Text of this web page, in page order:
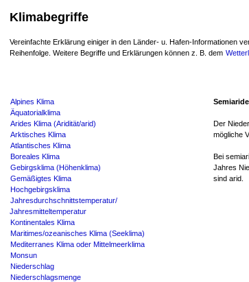
Klimabegriffe
Vereinfachte Erklärung einiger in den Länder- u. Hafen-Informationen
Reihenfolge. Weitere Begriffe und Erklärungen können z. B. dem
Alpines Klima
Äquatorialklima
Arides Klima (Aridität/arid)
Arktisches Klima
Atlantisches Klima
Boreales Klima
Gebirgsklima (Höhenklima)
Gemäßigtes Klima
Hochgebirgsklima
Jahresdurchschnittstemperatur/
Jahresmitteltemperatur
Kontinentales Klima
Maritimes/ozeanisches Klima (Seeklima)
Mediterranes Klima oder Mittelmeerklima
Monsun
Niederschlag
Niederschlagsmenge
Der
mögliche
Bei
Jahres
sind arid.